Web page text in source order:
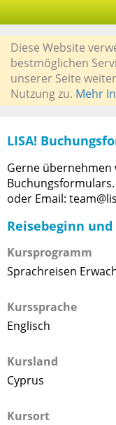
Diese Website
bestmöglichen
unserer Seite
Nutzung zu. Mehr
LISA!
Gerne übernehmen
Buchungsformulars.
oder Email:
Reisebeginn und
Kursprogramm
Sprachreisen
Kurssprache
Englisch
Kursland
Cyprus
Kursort